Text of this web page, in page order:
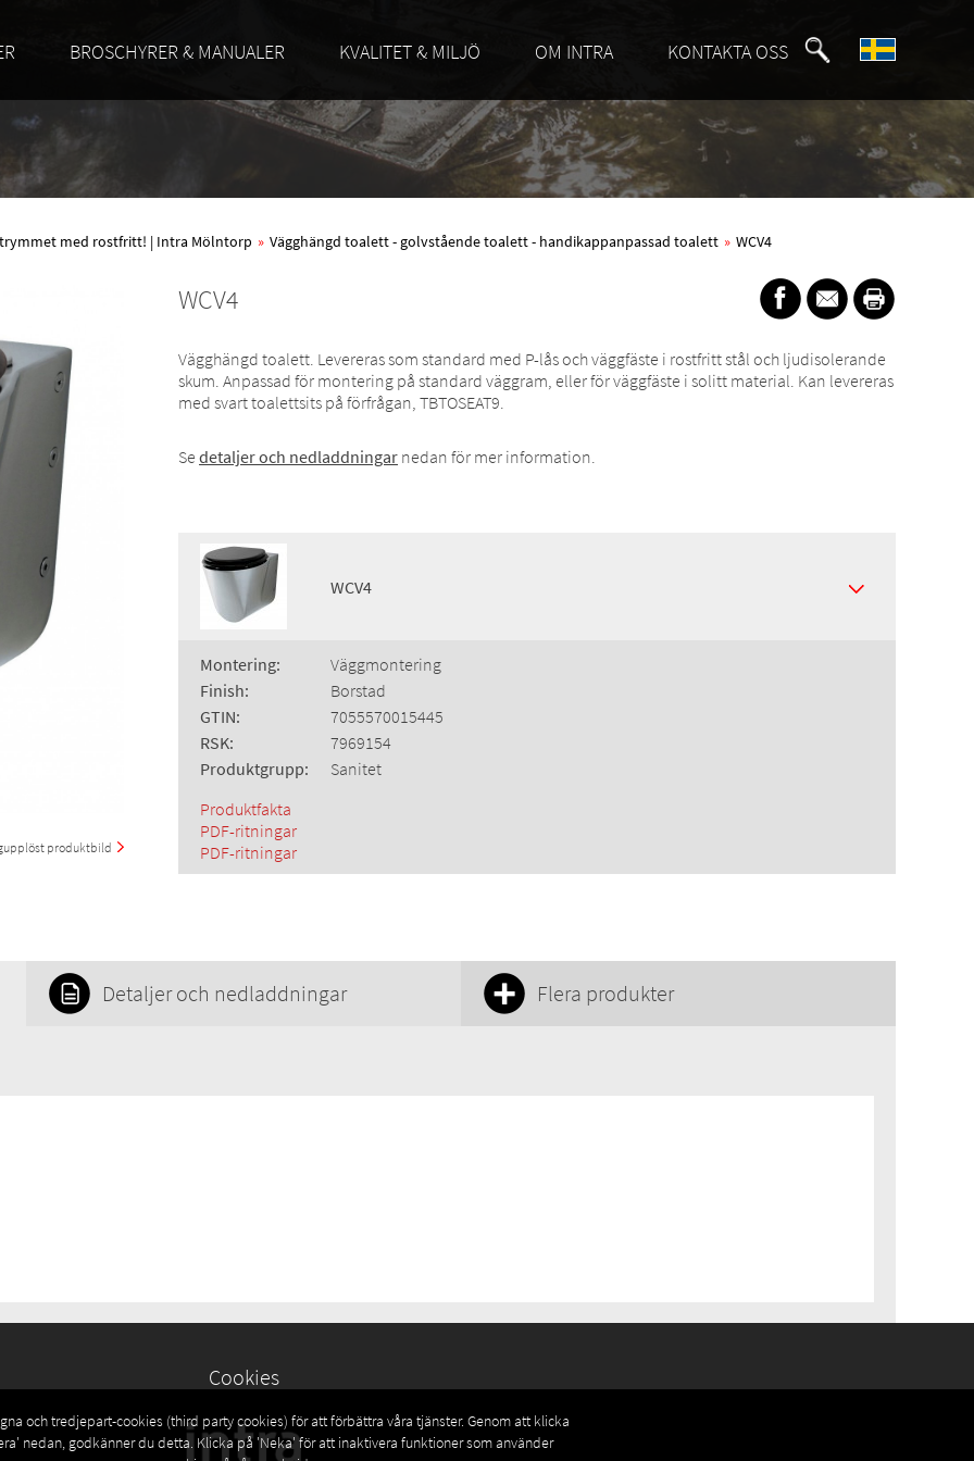
BROSCHYRER & MANUALER KVALITET & MILJÖ OM INTRA KONTAKTA OSS
med rostfritt! | Intra Mölntorp » Vägghängd toalett - golvstående toalett - handikappanpassad toalett » WCV4
produktbild
WCV4
Vägghängd toalett. Levereras som standard med P-lås och väggfäste i rostfritt stål och ljudisolerande
skum. Anpassad för montering på standard väggram, eller för väggfäste i solitt material. Kan levereras
med svart toalettsits på förfrågan, TBTOSEAT9.
Se detaljer och nedladdningar nedan för mer information.
WCV4
Montering:
Väggmontering
Finish:
Borstad
GTIN:
7055570015445
RSK:
7969154
Produktgrupp:
Sanitet
Produktfakta
PDF-ritningar
PDF-ritningar
Detaljer och nedladdningar Flera produkter
Cookies
och tredjepart-cookies (third party cookies) för att förbättra våra tjänster. Genom att klicka
nedan, godkänner du detta. Klicka på 'Neka' för att inaktivera funktioner som använder